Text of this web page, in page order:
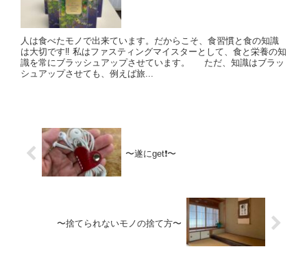
人は食べたモノで出来ています。だからこそ、食習慣と食の知識
は大切です‼️ 私はファスティングマイスターとして、食と栄養の知
識を常にブラッシュアップさせています。 ただ、知識はブラッ
シュアップさせても、例えば旅...
〜遂にget❗️〜
〜捨てられないモノの捨て方〜